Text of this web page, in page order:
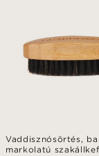
Vaddisznósörtés,
markolatú